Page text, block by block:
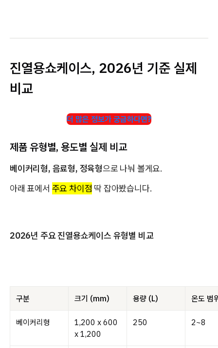
진열용쇼케이스, 2026년 기준 실제
비교
더 많은 정보가 궁금하다면?
제품 유형별, 용도별 실제 비교
베이커리형, 음료형, 정육형으로 나눠 볼게요.
아래 표에서 주요 차이점 딱 잡아봤습니다.
2026년 주요 진열용쇼케이스 유형별 비교
구분 크기 (mm) 용량 (L) 온도
베이커리형
1,200 x 600
x 1,200
250 2~8